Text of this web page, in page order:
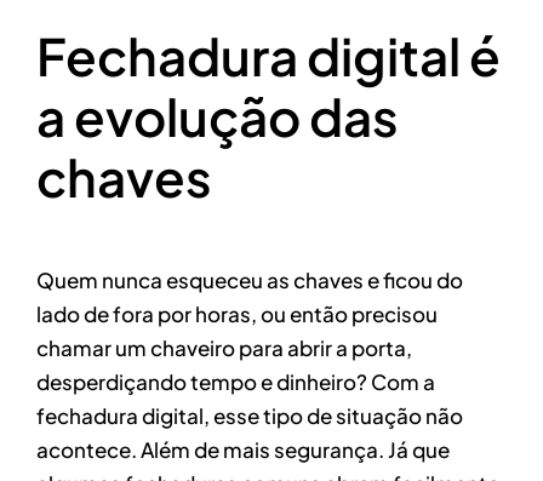
Fechadura digital é
a evolução das
chaves
Quem nunca esqueceu as chaves e ficou do
lado de fora por horas, ou então precisou
chamar um chaveiro para abrir a porta,
desperdiçando tempo e dinheiro? Com a
fechadura digital, esse tipo de situação não
acontece. Além de mais segurança. Já que